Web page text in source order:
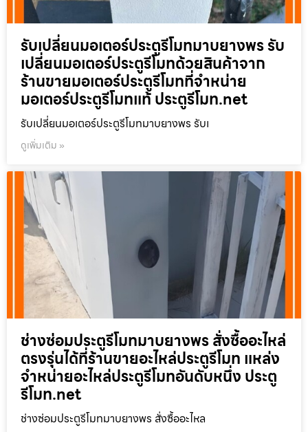
รับเปลี่ยนมอเตอร์ประตูรีโมทมาบยางพร รับ
เปลี่ยนมอเตอร์ประตูรีโมทด้วยสินค้าจาก
ร้านขายมอเตอร์ประตูรีโมทที่จำหน่าย
มอเตอร์ประตูรีโมทแท้ ประตูรีโมท.net
รับเปลี่ยนมอเตอร์ประตูรีโมทมาบยางพร รับเ
ดูเพิ่มเติม »
ช่างซ่อมประตูรีโมทมาบยางพร สั่งซื้ออะไหล่
ตรงรุ่นได้ที่ร้านขายอะไหล่ประตูรีโมท แหล่ง
จำหน่ายอะไหล่ประตูรีโมทอันดับหนึ่ง ประตู
รีโมท.net
ช่างซ่อมประตูรีโมทมาบยางพร สั่งซื้ออะไหล